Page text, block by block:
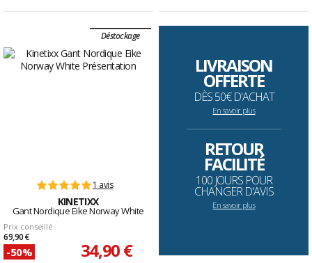
Déstockage
1 avis
KINETIXX
Gant Nordique Eike Norway White
Prix conseillé
69,90 €
-50% 34,90 €
LIVRAISON
OFFERTE
DÈS 50€ D'ACHAT
En savoir plus
--------------------------------------------------------------------
RETOUR
FACILITÉ
100 JOURS POUR
CHANGER D'AVIS
En savoir plus